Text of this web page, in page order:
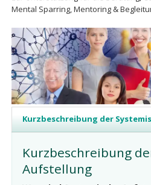
Mental Sparring, Mentoring &
Kurzbeschreibung der
Kurzbeschreibung
Aufstellung